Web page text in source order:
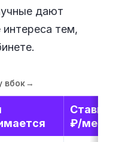
дают
тем,
вбок→
Ставка,
₽/мес